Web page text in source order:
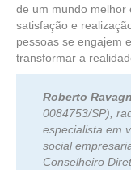
de um mundo melhor
satisfação e
pessoas se engajem
transformar a
Roberto
0084753/SP),
especialista em
social
Conselheiro